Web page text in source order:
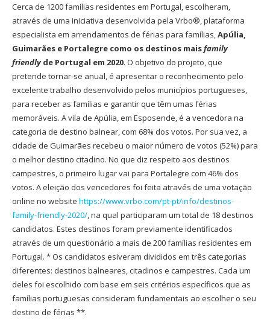
Cerca de 1200 famílias residentes em Portugal, escolheram,
através de uma iniciativa desenvolvida pela Vrbo®, plataforma
especialista em arrendamentos de férias para famílias,Apúlia,
Guimarães e Portalegre como os destinos maisfamily
friendlyde Portugal em 2020. O objetivo do projeto, que
pretende tornar-se anual, é apresentar o reconhecimento pelo
excelente trabalho desenvolvido pelos municípios portugueses,
para receber as famílias e garantir que têm umas férias
memoráveis. A vila de Apúlia, em Esposende, é a vencedora na
categoria de destino balnear, com 68% dos votos. Por sua vez, a
cidade de Guimarães recebeu o maior número de votos (52%) para
o melhor destino citadino. No que diz respeito aos destinos
campestres, o primeiro lugar vai para Portalegre com 46% dos
votos. A eleição dos vencedores foi feita através de uma votação
online no website https://www.vrbo.com/pt-pt/info/destinos-
family-friendly-2020/, na qual participaram um total de 18 destinos
candidatos. Estes destinos foram previamente identificados
através de um questionário a mais de 200 famílias residentes em
Portugal. * Os candidatos esiveram divididos em três categorias
diferentes: destinos balneares, citadinos e campestres. Cada um
deles foi escolhido com base em seis critérios específicos que as
famílias portuguesas consideram fundamentais ao escolher o seu
destino de férias **.